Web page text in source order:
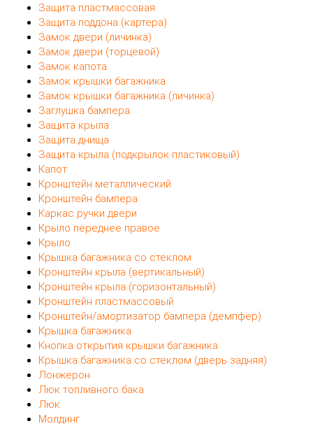
Защита пластмассовая
Защита поддона (картера)
Замок двери (личинка)
Замок двери (торцевой)
Замок капота
Замок крышки багажника
Замок крышки багажника (личинка)
Заглушка бампера
Защита крыла
Защита днища
Защита крыла (подкрылок пластиковый)
Капот
Кронштейн металлический
Кронштейн бампера
Каркас ручки двери
Крыло переднее правое
Крыло
Крышка багажника со стеклом
Кронштейн крыла (вертикальный)
Кронштейн крыла (горизонтальный)
Кронштейн пластмассовый
Кронштейн/амортизатор бампера (демпфер)
Крышка багажника
Кнопка открытия крышки багажника
Крышка багажника со стеклом (дверь задняя)
Лонжерон
Люк топливного бака
Люк
Молдинг